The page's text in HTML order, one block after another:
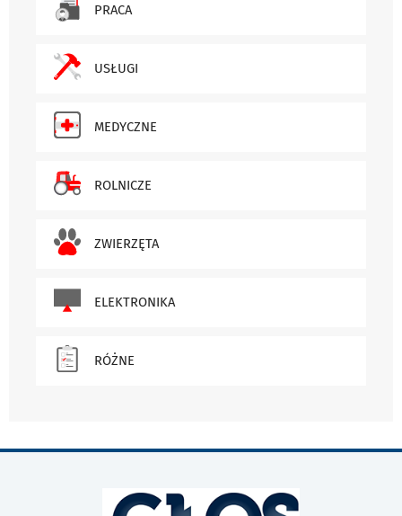
PRACA
USŁUGI
MEDYCZNE
ROLNICZE
ZWIERZĘTA
ELEKTRONIKA
RÓŻNE